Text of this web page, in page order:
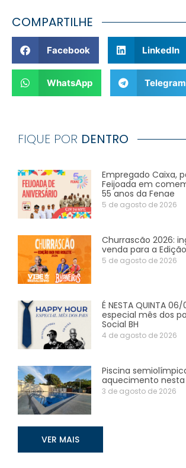
COMPARTILHE
Facebook LinkedIn
WhatsApp Telegram
FIQUE POR DENTRO
Empregado Caixa,
Feijoada em
55 anos da Fenae
5 de agosto de 2026
Churrascão 2026:
venda para a
5 de agosto de 2026
É NESTA QUINTA
especial mês dos
Social BH
4 de agosto de 2026
Piscina
aquecimento
3 de agosto de 2026
VER MAIS